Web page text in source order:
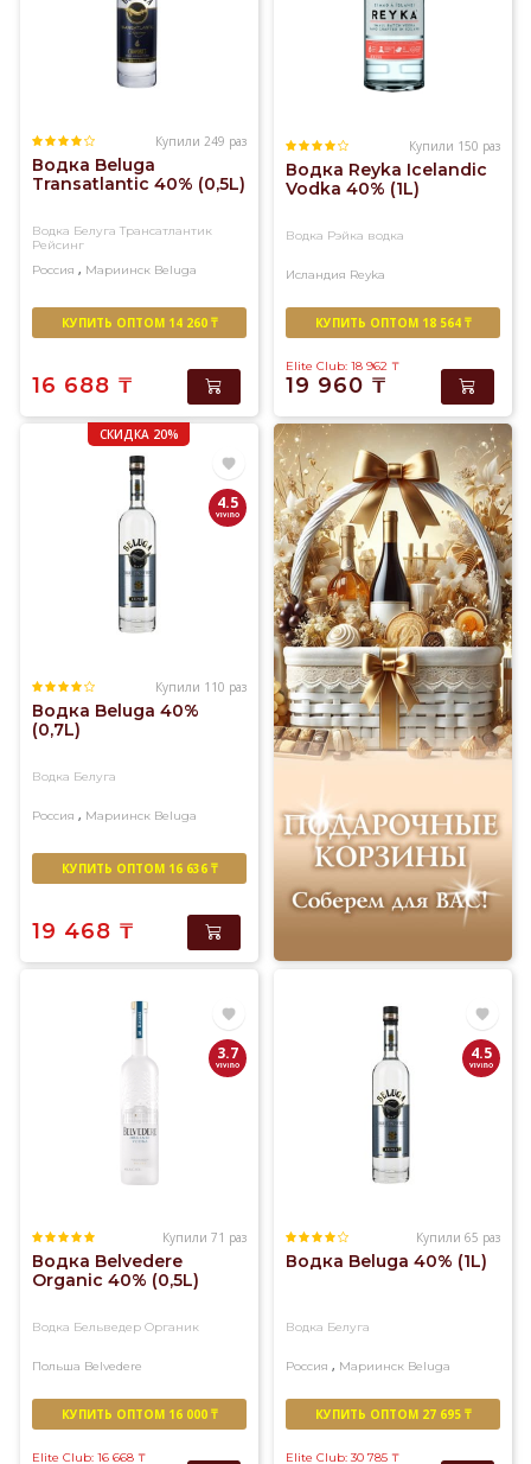
Купили 249 раз
Водка Beluga
Transatlantic 40% (0,5L)
Водка Белуга Трансатлантик
Рейсинг
Россия , Мариинск Beluga
КУПИТЬ ОПТОМ 14 260 ₸
16 688 ₸
Купили 150 раз
Водка Reyka Icelandic
Vodka 40% (1L)
Водка Рэйка водка
Исландия Reyka
КУПИТЬ ОПТОМ 18 564 ₸
Elite Club: 18 962 ₸
19 960 ₸
СКИДКА 20%
4.5
Купили 110 раз
Водка Beluga 40%
(0,7L)
Водка Белуга
Россия , Мариинск Beluga
КУПИТЬ ОПТОМ 16 636 ₸
19 468 ₸
3.7
Купили 71 раз
Водка Belvedere
Organic 40% (0,5L)
Водка Бельведер Органик
Польша Belvedere
КУПИТЬ ОПТОМ 16 000 ₸
Elite Club: 16 668 ₸
4.5
Купили 65 раз
Водка Beluga 40% (1L)
Водка Белуга
Россия , Мариинск Beluga
КУПИТЬ ОПТОМ 27 695 ₸
Elite Club: 30 785 ₸